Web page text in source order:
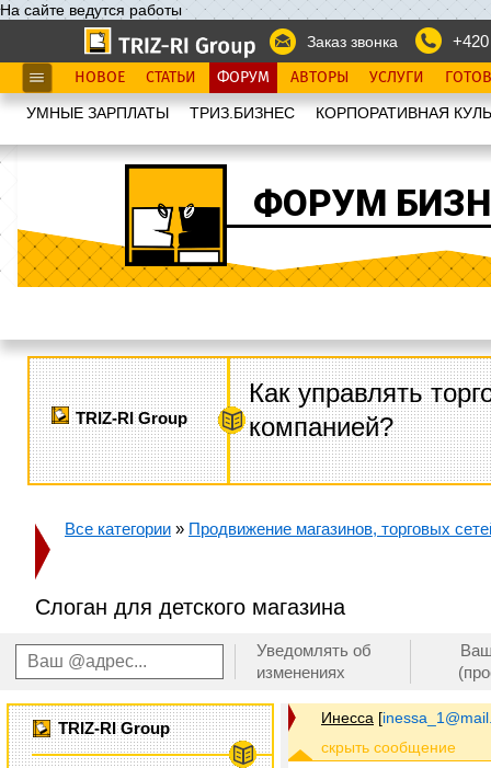
На сайте ведутся работы
Заказ звонка
НОВОЕ СТАТЬИ ФОРУМ АВТОРЫ УСЛУГИ
УМНЫЕ ЗАРПЛАТЫ ТРИЗ.БИЗНЕС КОРПОРАТИВНАЯ
ФОРУМ
TRIZ-RI Group
Как управлять
компанией?
Все категории » Продвижение магазинов, торговых
Слоган для детского магазина
Уведомлять об
изменениях
TRIZ-RI Group
Инесса [